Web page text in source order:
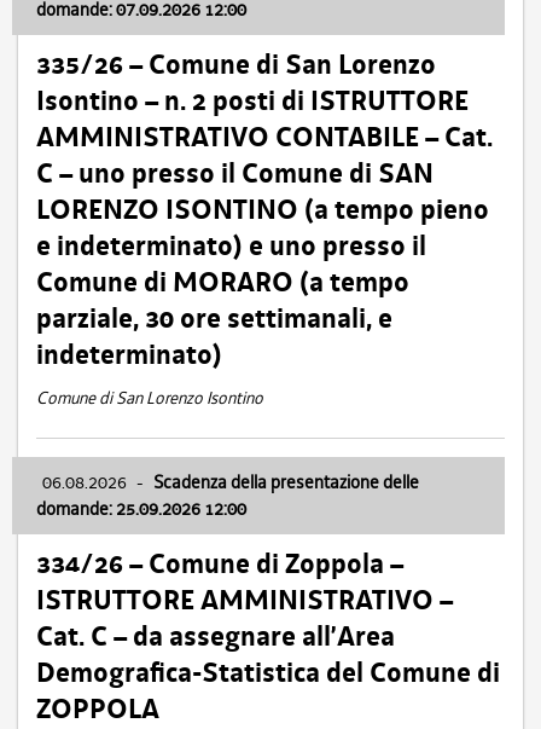
domande: 07.09.2026 12:00
335/26 – Comune di San Lorenzo
Isontino – n. 2 posti di ISTRUTTORE
AMMINISTRATIVO CONTABILE – Cat.
C – uno presso il Comune di SAN
LORENZO ISONTINO (a tempo pieno
e indeterminato) e uno presso il
Comune di MORARO (a tempo
parziale, 30 ore settimanali, e
indeterminato)
Comune di San Lorenzo Isontino
06.08.2026 - Scadenza della presentazione delle
domande: 25.09.2026 12:00
334/26 – Comune di Zoppola –
ISTRUTTORE AMMINISTRATIVO –
Cat. C – da assegnare all’Area
Demografica-Statistica del Comune di
ZOPPOLA